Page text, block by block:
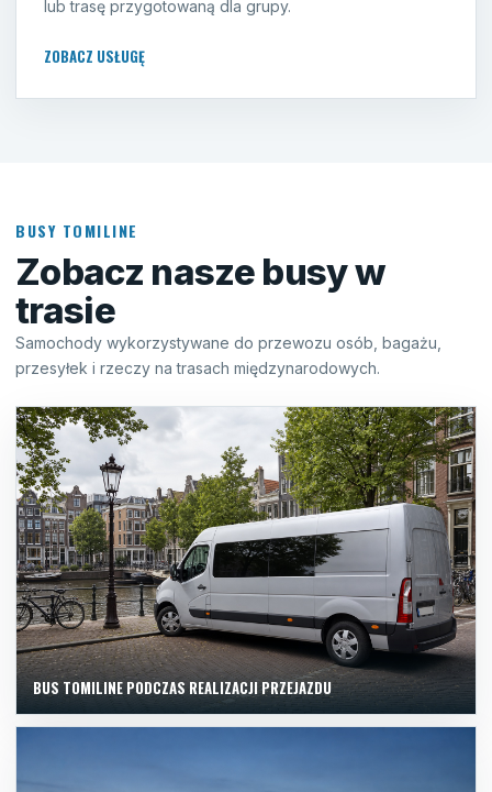
lub trasę przygotowaną dla grupy.
ZOBACZ USŁUGĘ
BUSY TOMILINE
Zobacz nasze busy w
trasie
Samochody wykorzystywane do przewozu osób, bagażu,
przesyłek i rzeczy na trasach międzynarodowych.
BUS TOMILINE PODCZAS REALIZACJI PRZEJAZDU